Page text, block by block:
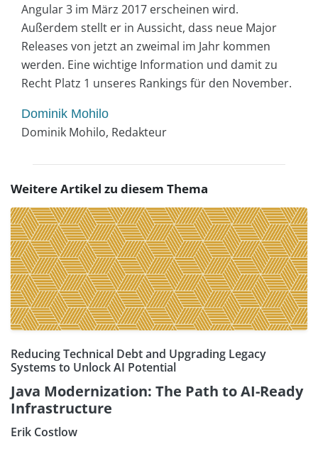
Angular 3 im März 2017 erscheinen wird.
Außerdem stellt er in Aussicht, dass neue Major
Releases von jetzt an zweimal im Jahr kommen
werden. Eine wichtige Information und damit zu
Recht Platz 1 unseres Rankings für den November.
Dominik Mohilo
Dominik Mohilo, Redakteur
Weitere Artikel zu diesem Thema
Reducing Technical Debt and Upgrading Legacy
Systems to Unlock AI Potential
Java Modernization: The Path to AI-Ready
Infrastructure
Erik Costlow